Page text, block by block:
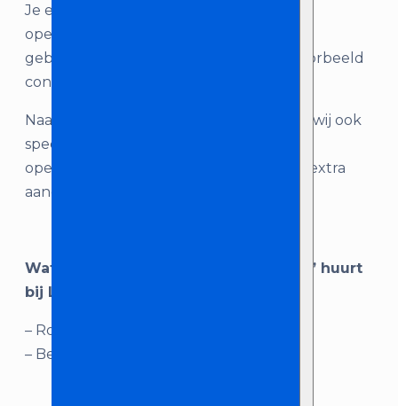
Je evenement of (bedrijfs)pand officieel
openen? Deze rode lanceerknop kun je
gebruiken voor het aansturen van bijvoorbeeld
confetti-buizen of CO2 shooters.
Naast deze losse lanceerknop verhuren wij ook
speciale pakketten die geschikt zijn voor
openingen en andere momenten die je extra
aandacht wilt geven.
Wat je krijgt als je ‘Rode lanceerknop’ huurt
bij Licht en Geluid Zeeland:
– Rode lanceerknop
– Bekabeling